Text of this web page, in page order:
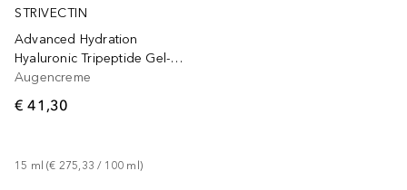
STRIVECTIN
Advanced Hydration
Hyaluronic Tripeptide Gel-Cream for Eyes
Augencreme
€ 41,30
15 ml (€ 275,33 / 100 ml)